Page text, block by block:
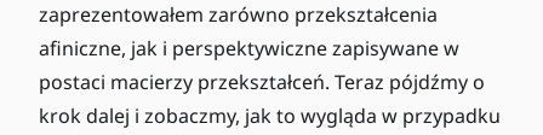
zaprezentowałem zarówno przekształcenia
afiniczne, jak i perspektywiczne zapisywane w
postaci macierzy przekształceń. Teraz pójdźmy o
krok dalej i zobaczmy, jak to wygląda w przypadku